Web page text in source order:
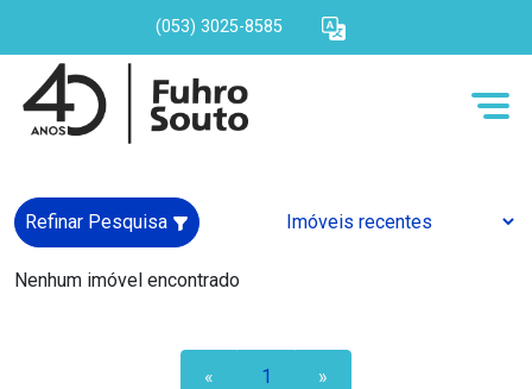
(053) 3025-8585
Refinar Pesquisa
Nenhum imóvel encontrado
« 1 »